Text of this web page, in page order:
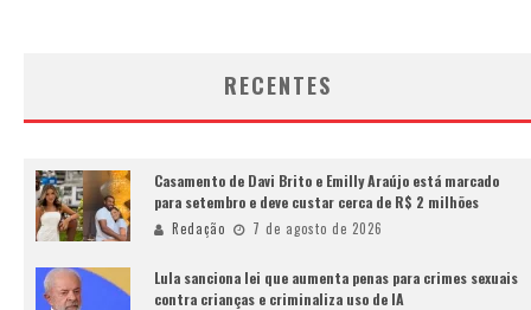
RECENTES
Casamento de Davi Brito e Emilly Araújo está marcado
para setembro e deve custar cerca de R$ 2 milhões
Redação 7 de agosto de 2026
Lula sanciona lei que aumenta penas para crimes sexuais
contra crianças e criminaliza uso de IA